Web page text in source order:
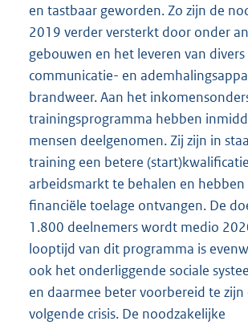
en tastbaar geworden. Zo zijn de
2019 verder versterkt door onder
gebouwen en het leveren van
communicatie- en
brandweer. Aan het
trainingsprogramma hebben
mensen deelgenomen. Zij zijn in
training een betere
arbeidsmarkt te behalen en
financiële toelage ontvangen. De
1.800 deelnemers wordt medio
looptijd van dit programma is
ook het onderliggende sociale
en daarmee beter voorbereid te zijn
volgende crisis. De noodzakelijke